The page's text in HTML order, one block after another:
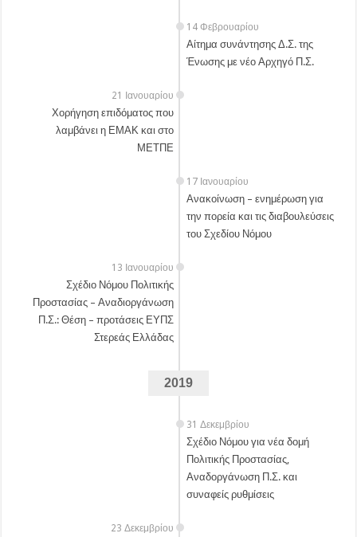
14 Φεβρουαρίου
Αίτημα συνάντησης Δ.Σ. της
Ένωσης με νέο Αρχηγό Π.Σ.
21 Ιανουαρίου
Χορήγηση επιδόματος που
λαμβάνει η ΕΜΑΚ και στο
ΜΕΤΠΕ
17 Ιανουαρίου
Ανακοίνωση – ενημέρωση για
την πορεία και τις διαβουλεύσεις
του Σχεδίου Νόμου
13 Ιανουαρίου
Σχέδιο Νόμου Πολιτικής
Προστασίας – Αναδιοργάνωση
Π.Σ.: Θέση – προτάσεις ΕΥΠΣ
Στερεάς Ελλάδας
2019
31 Δεκεμβρίου
Σχέδιο Νόμου για νέα δομή
Πολιτικής Προστασίας,
Αναδοργάνωση Π.Σ. και
συναφείς ρυθμίσεις
23 Δεκεμβρίου